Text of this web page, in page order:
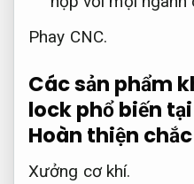
Phay CNC.
Các sản phẩm
lock phổ biến
Hoàn thiện
Xưởng cơ khí.